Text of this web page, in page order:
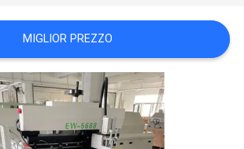
MIGLIOR PREZZO